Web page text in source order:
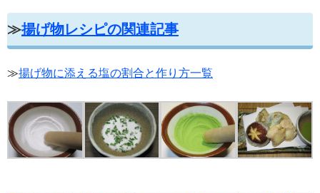
≫揚げ物レシピの関連記事
≫揚げ物に添える塩の割合と作り方一覧